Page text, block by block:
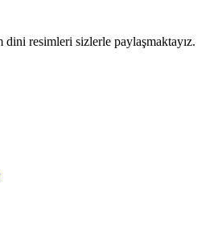
resimleri sizlerle paylaşmaktayız.